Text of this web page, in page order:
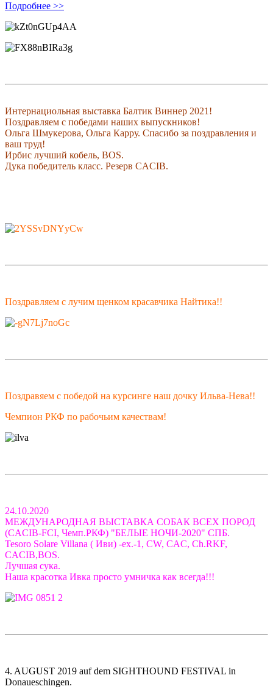
Подробнее >>
Интернациольная выставка Балтик Виннер 2021!
Поздравляем с победами наших выпускников!
Ольга Шмукерова, Ольга Карру. Спасибо за поздравления и
ваш труд!
Ирбис лучший кобель, BOS.
Дука победитель класс. Резерв CACIB.
Поздравляем с лучим щенком красавчика Найтика!!
Поздравяем с победой на курсинге наш дочку Ильва-Нева!!
Чемпион РКФ по рабочьим качествам!
24.10.2020
МЕЖДУНАРОДНАЯ ВЫСТАВКА СОБАК ВСЕХ ПОРОД
(CACIB-FCI, Чемп.РКФ) "БЕЛЫЕ НОЧИ-2020" СПБ.
Tesoro Solare Villana ( Иви) -ex.-1, CW, CAC, Ch.RKF,
CACIB,BOS.
Лучшая сука.
Наша красотка Ивка просто умничка как всегда!!!
4. AUGUST 2019 auf dem SIGHTHOUND FESTIVAL in
Donaueschingen.